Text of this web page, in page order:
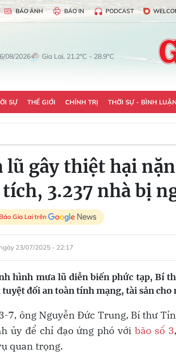
BÁO ẢNH BÁO IN PODCAST
08/2026 Gia Lai, 21.2°C - 28.9°C
SỰ THẾ GIỚI CHÍNH TRỊ THỜI SỰ - BÌNH LUẬN
lũ gây thiệt hại
3.237 nhà bị
Gia Lai trên
23/07/2025 - 22:17
hình mưa lũ diễn biến phức tạp, Bí
tuyệt đối an toàn tính mạng, tài sản cho
7, ông Nguyễn Đức Trung, Bí thư
ủy để chỉ đạo ứng phó vớibão số 3
quan trọng.